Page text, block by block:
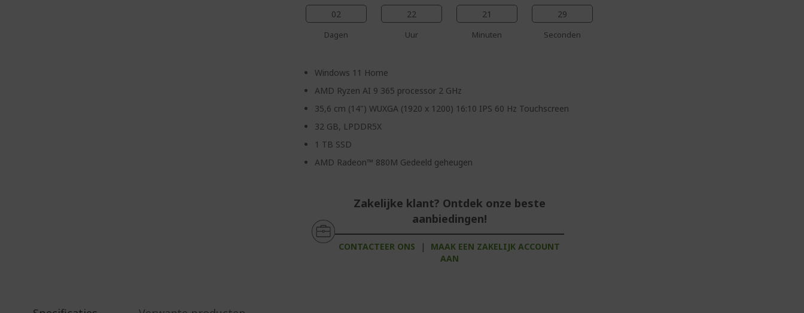
02
Dagen
22
Uur
21
Minuten
28
Seconden
Windows 11 Home
AMD Ryzen AI 9 365 processor 2 GHz
35,6 cm (14") WUXGA (1920 x 1200) 16:10 IPS 60 Hz Touchscreen
32 GB, LPDDR5X
1 TB SSD
AMD Radeon™ 880M Gedeeld geheugen
Zakelijke klant? Ontdek onze beste
aanbiedingen!
CONTACTEER ONS |
MAAK EEN ZAKELIJK ACCOUNT
AAN